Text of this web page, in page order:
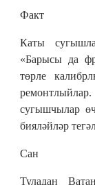
Факт
Каты
«Барысы да
төрле
сугышчылар
бияләйләр
Сан
Туладан